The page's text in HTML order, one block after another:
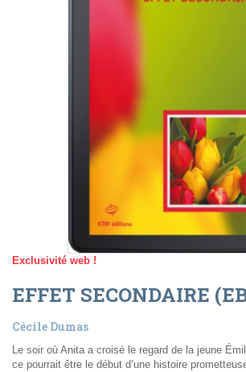
Exclusivité web !
EFFET SECONDAIRE
Cécile Dumas
Le soir où Anita a croisé le regard de la jeune
ce pourrait être le début d’une histoire